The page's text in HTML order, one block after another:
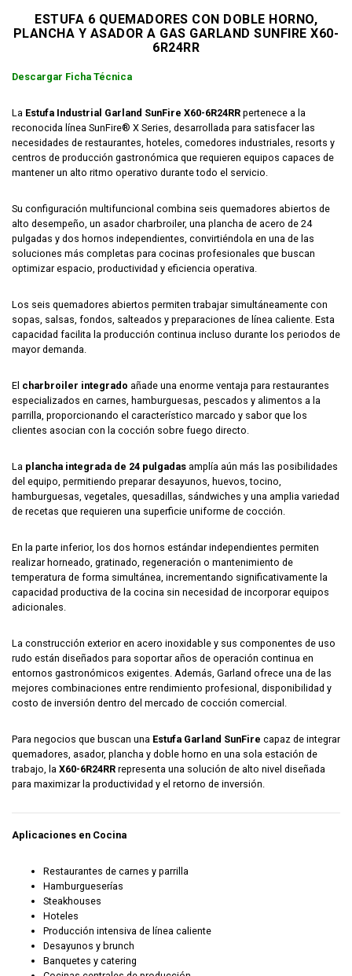
ESTUFA 6 QUEMADORES CON DOBLE HORNO,
PLANCHA Y ASADOR A GAS GARLAND SUNFIRE X60-
6R24RR
Descargar Ficha Técnica
La Estufa Industrial Garland SunFire X60-6R24RR pertenece a la
reconocida línea SunFire® X Series, desarrollada para satisfacer las
necesidades de restaurantes, hoteles, comedores industriales, resorts y
centros de producción gastronómica que requieren equipos capaces de
mantener un alto ritmo operativo durante todo el servicio.
Su configuración multifuncional combina seis quemadores abiertos de
alto desempeño, un asador charbroiler, una plancha de acero de 24
pulgadas y dos hornos independientes, convirtiéndola en una de las
soluciones más completas para cocinas profesionales que buscan
optimizar espacio, productividad y eficiencia operativa.
Los seis quemadores abiertos permiten trabajar simultáneamente con
sopas, salsas, fondos, salteados y preparaciones de línea caliente. Esta
capacidad facilita la producción continua incluso durante los periodos de
mayor demanda.
El charbroiler integrado añade una enorme ventaja para restaurantes
especializados en carnes, hamburguesas, pescados y alimentos a la
parrilla, proporcionando el característico marcado y sabor que los
clientes asocian con la cocción sobre fuego directo.
La plancha integrada de 24 pulgadas amplía aún más las posibilidades
del equipo, permitiendo preparar desayunos, huevos, tocino,
hamburguesas, vegetales, quesadillas, sándwiches y una amplia variedad
de recetas que requieren una superficie uniforme de cocción.
En la parte inferior, los dos hornos estándar independientes permiten
realizar horneado, gratinado, regeneración o mantenimiento de
temperatura de forma simultánea, incrementando significativamente la
capacidad productiva de la cocina sin necesidad de incorporar equipos
adicionales.
La construcción exterior en acero inoxidable y sus componentes de uso
rudo están diseñados para soportar años de operación continua en
entornos gastronómicos exigentes. Además, Garland ofrece una de las
mejores combinaciones entre rendimiento profesional, disponibilidad y
costo de inversión dentro del mercado de cocción comercial.
Para negocios que buscan una Estufa Garland SunFire capaz de integrar
quemadores, asador, plancha y doble horno en una sola estación de
trabajo, la X60-6R24RR representa una solución de alto nivel diseñada
para maximizar la productividad y el retorno de inversión.
Aplicaciones en Cocina
Restaurantes de carnes y parrilla
Hamburgueserías
Steakhouses
Hoteles
Producción intensiva de línea caliente
Desayunos y brunch
Banquetes y catering